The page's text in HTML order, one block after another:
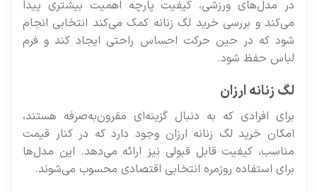
در مدل‌های ورزشی، کیفیت پارچه اهمیت بیشتری پیدا
می‌کند و بررسی خرید لگ زنانه کمک می‌کند انتخابی انجام
شود که در حین حرکت احساس راحتی ایجاد کند و فرم
لباس حفظ شود.
لگ زنانه ارزان
برای افرادی که به دنبال گزینه‌ای مقرون‌به‌صرفه هستند،
امکان خرید لگ زنانه ارزان وجود دارد که در کنار قیمت
مناسب، کیفیت قابل قبولی نیز ارائه می‌دهد. این مدل‌ها
برای استفاده روزمره انتخابی اقتصادی محسوب می‌شوند.